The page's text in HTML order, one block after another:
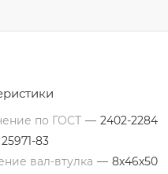
по ГОСТ — 2402-2284
25971-83
вал-втулка — 8х46х50